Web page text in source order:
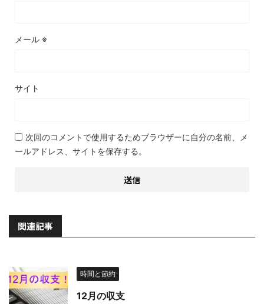
メール ※
サイト
次回のコメントで使用するためブラウザーに自分の名前、メ
ールアドレス、サイトを保存する。
関連記事
時間と節約
12月の収支